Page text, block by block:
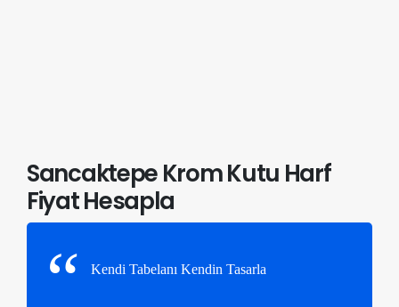
Sancaktepe Krom Kutu Harf
Fiyat Hesapla
Kendi Tabelanı Kendin Tasarla